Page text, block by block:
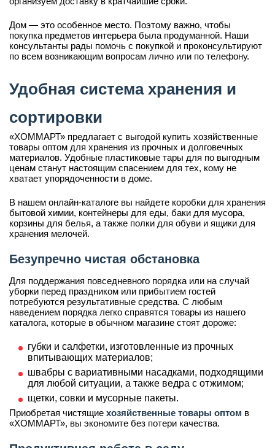
Дом — это особенное место. Поэтому важно, чтобы
покупка предметов интерьера была продуманной. Наши
консультанты рады помочь с покупкой и проконсультируют
по всем возникающим вопросам лично или по телефону.
Удобная система хранения и
сортировки
«ХОММАРТ» предлагает с выгодой купить хозяйственные
товары оптом для хранения из прочных и долговечных
материалов. Удобные пластиковые тары для по выгодным
ценам станут настоящим спасением для тех, кому не
хватает упорядоченности в доме.
В нашем онлайн-каталоге вы найдете коробки для хранения
бытовой химии, контейнеры для еды, баки для мусора,
корзины для белья, а также полки для обуви и ящики для
хранения мелочей.
Безупречно чистая обстановка
Для поддержания повседневного порядка или на случай
уборки перед праздником или прибытием гостей
потребуются результативные средства. С любым
наведением порядка легко справятся товары из нашего
каталога, которые в обычном магазине стоят дороже:
губки и салфетки, изготовленные из прочных
впитывающих материалов;
швабры с вариативными насадками, подходящими
для любой ситуации, а также ведра с отжимом;
щетки, совки и мусорные пакеты.
Приобретая чистящие хозяйственные товары оптом в
«ХОММАРТ», вы экономите без потери качества.